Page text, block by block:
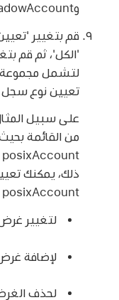
وshadowAccount.
قم بتغيير
'الكل'، ثم قم
تعيين نوع سجل
من القائمة
ذلك، يمكنك
posixAccount وshadowAccount:
لتغيير غرض
لإضافة غرض
لحذف الغرض